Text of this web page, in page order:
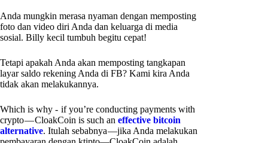
Anda mungkin merasa nyaman dengan memposting
foto dan video diri Anda dan keluarga di media
sosial. Billy kecil tumbuh begitu cepat!
Tetapi apakah Anda akan memposting tangkapan
layar saldo rekening Anda di FB? Kami kira Anda
tidak akan melakukannya.
Which is why - if you’re conducting payments with
crypto — CloakCoin is such an effective bitcoin
alternative. Itulah sebabnya —jika Anda melakukan